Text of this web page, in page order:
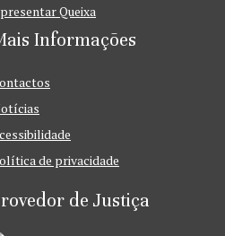
Queixa
Informações
de privacidade
de Justiça